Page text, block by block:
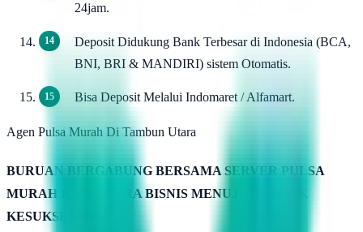
24jam.
Deposit Didukung Bank Terbesar di Indonesia (BCA,
BNI, BRI & MANDIRI) sistem Otomatis.
Bisa Deposit Melalui Indomaret / Alfamart.
Agen Pulsa Murah Di Tambun Utara
BURUAN BERGABUNG BERSAMA SERVER PULSA
MURAH KAMIMITRA BISNIS MENUJU PUNCAK
KESUKSESAN